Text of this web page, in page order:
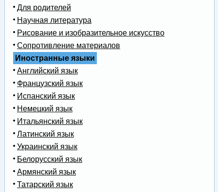
Для родителей
Научная литература
Рисование и изобразительное искусство
Сопротивление материалов
Иностранные языки
Английский язык
Французский язык
Испанский язык
Немецкий язык
Итальянский язык
Латинский язык
Украинский язык
Белорусский язык
Армянский язык
Татарский язык